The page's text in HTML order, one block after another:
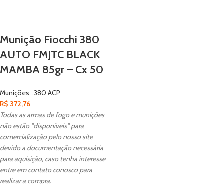
Munição Fiocchi 380
AUTO FMJTC BLACK
MAMBA 85gr – Cx 50
Munições .380 ACP
R$ 372,76
Todas as armas de fogo e munições
não estão "disponíveis" para
comercialização pelo nosso site
devido a documentação necessária
para aquisição, caso tenha interesse
entre em contato conosco para
realizar a compra.